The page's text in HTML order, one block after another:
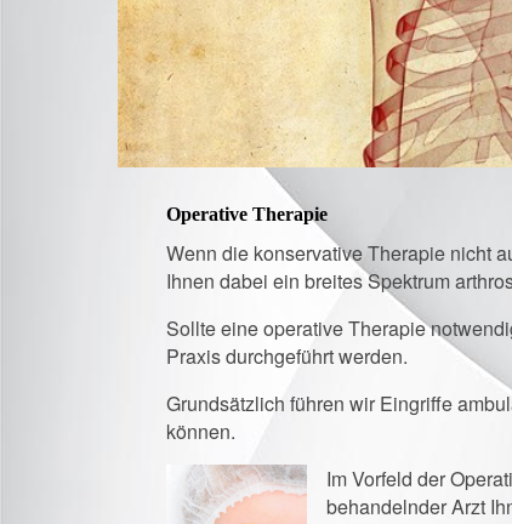
Operative Therapie
Wenn die konservative Therapie nicht
Ihnen dabei ein breites Spektrum
Sollte eine operative Therapie
Praxis durchgeführt werden.
Grundsätzlich führen wir Eingriffe
können.
Im Vorfeld der
behandelnder Arzt